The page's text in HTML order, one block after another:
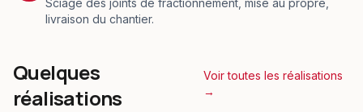
Sciage des joints de fractionnement, mise au propre,
livraison du chantier.
Quelques
réalisations
Voir toutes les réalisations
→